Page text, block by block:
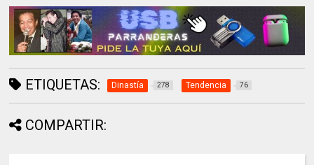
ETIQUETAS: Dinastía 278 Tendencia 76
COMPARTIR: